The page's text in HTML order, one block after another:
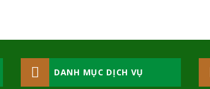
DANH MỤC DỊCH VỤ